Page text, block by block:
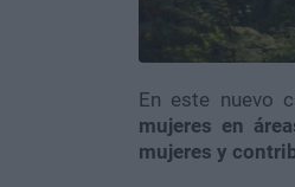
En este nuevo
mujeres en
mujeres y